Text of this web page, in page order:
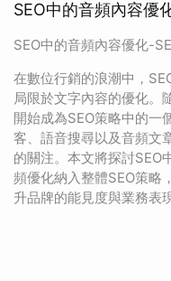
SEO中的音頻內容優
SEO中的音頻內容優化-
在數位行銷的浪潮中，
局限於文字內容的優化。
開始成為SEO策略中的一
客、語音搜尋以及音頻文
的關注。本文將探討SEO
頻優化納入整體SEO策略
升品牌的能見度與業務表現